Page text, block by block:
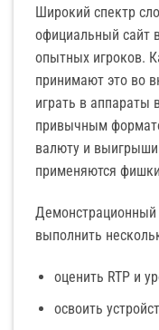
Широкий спектр
официальный сайт
опытных игроков.
принимают это во
играть в аппараты
привычным
валюту и
применяются
выполнить
оценить RTP и
освоить